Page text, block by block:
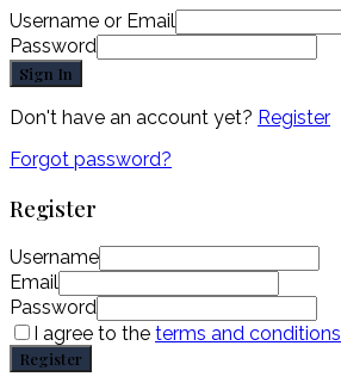
Username or Email
Password
Sign In
Don't have an account yet? Register
Forgot password?
Register
Username
Email
Password
I agree to the terms and conditions
Register